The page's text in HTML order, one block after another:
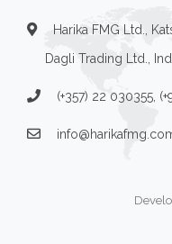
Harika FMG Ltd.,
Dagli Trading Ltd.,
(+357) 22 030355,